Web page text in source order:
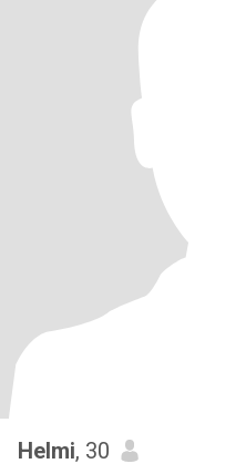
Helmi, 30